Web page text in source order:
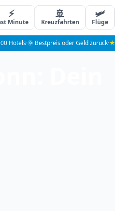
⚡
Minute
🚢
Kreuzfahrten
🛩️
Flüge
Hotels·🌞 Bestpreis oder Geld zurück·★